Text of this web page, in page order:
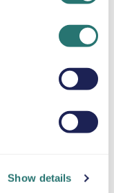
Show details
Last opp